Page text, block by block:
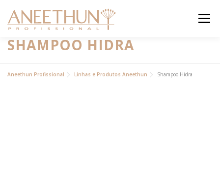
para
Menu
INSTITUCIONAL
SHAMPOO HIDRA
Aneethun Profissional Linhas e Produtos Aneethun Shampoo Hidra